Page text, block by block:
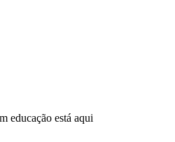
educação está aqui